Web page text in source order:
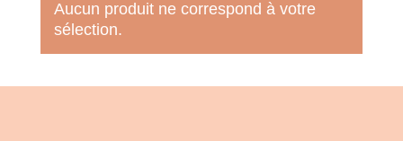
Aucun produit ne correspond à votre
sélection.